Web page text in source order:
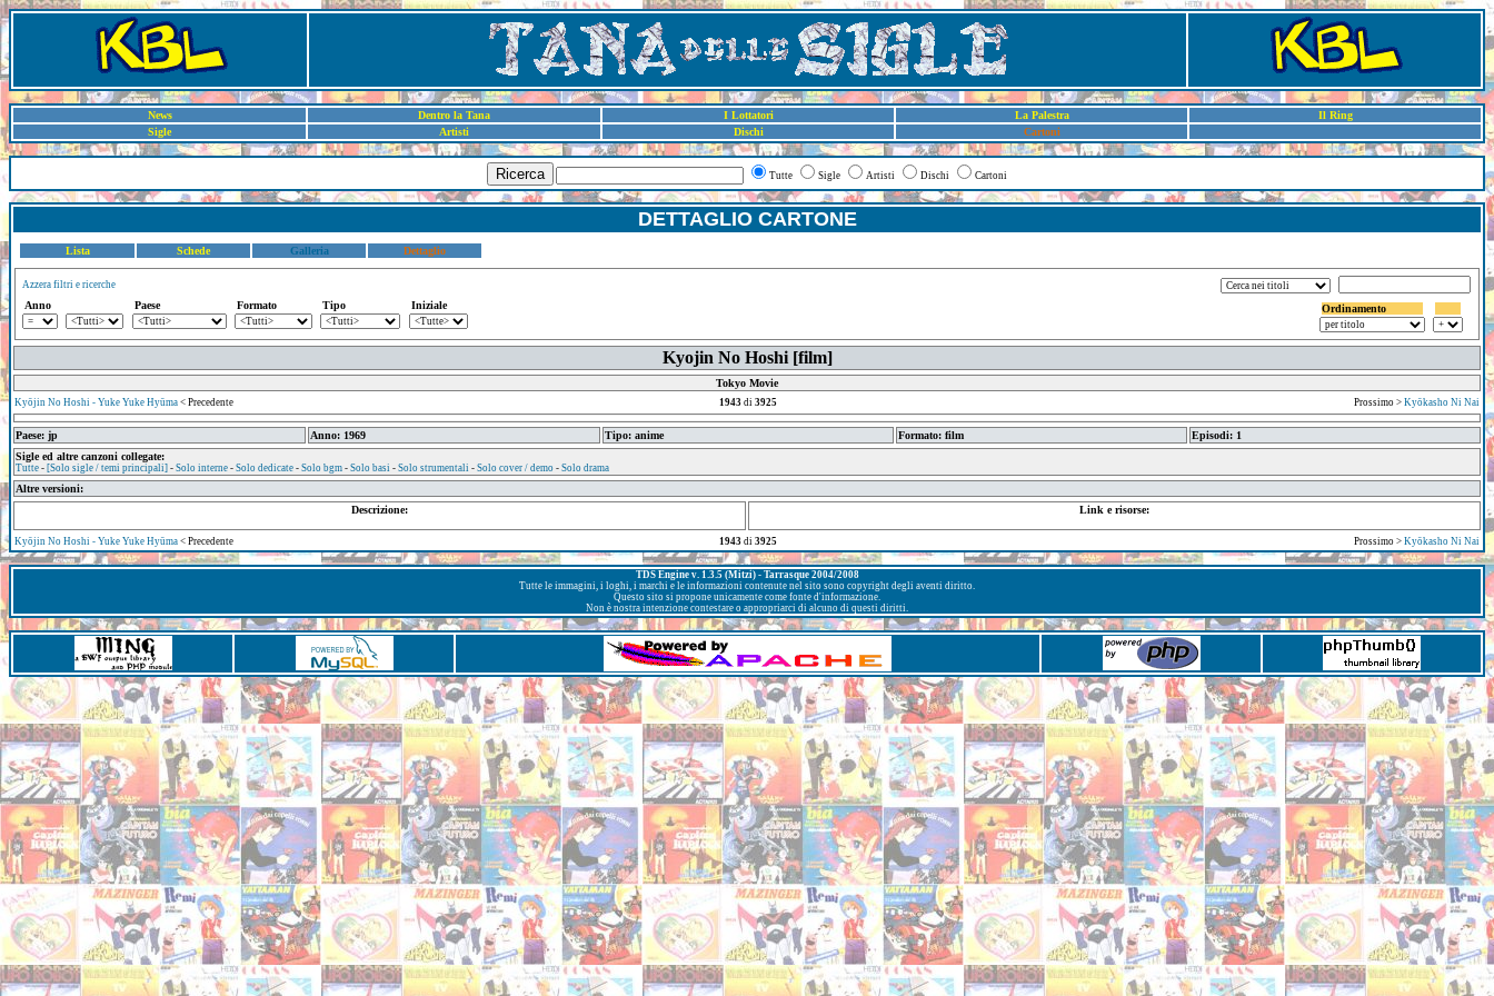
News Dentro la Tana I Lottatori La Palestra
Il Ring
Sigle
Artisti Dischi Cartoni
Ricerca Tutte Sigle Artisti Dischi Cartoni
DETTAGLIO CARTONE
Lista Schede Galleria Dettaglio
Azzera filtri e ricerche
Anno Paese Formato Tipo Iniziale Ordinamento
Kyojin No Hoshi [film]
Tokyo Movie
Kyōjin No Hoshi - Yuke Yuke Hyūma < Precedente 1943di 3925 Prossimo > Kyōkasho Ni Nai
Paese: jp Anno: 1969 Tipo: anime Formato: film
Episodi: 1
Sigle ed altre canzoni collegate:
Tutte - [Solo sigle / temi principali] - Solo interne - Solo dedicate - Solo bgm - Solo basi - Solo strumentali - Solo cover / demo - Solo drama
Altre versioni:
Descrizione:
Link e risorse:
Kyōjin No Hoshi - Yuke Yuke Hyūma < Precedente 1943di 3925 Prossimo > Kyōkasho Ni Nai
TDS Engine v. 1.3.5 (Mitzi) - Tarrasque 2004/2008
Tutte le immagini, i loghi, i marchi e le informazioni contenute nel sito sono copyright degli aventi diritto.
Questo sito si propone unicamente come fonte d'informazione.
Non è nostra intenzione contestare o appropriarci di alcuno di questi diritti.